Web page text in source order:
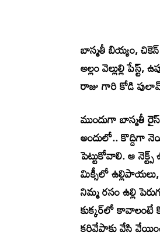
బాస్మతీ బియ్యం,
అల్లం వెల్లుల్లి
రాజు గారి కోడి
ముందుగా బాస్మతీ
అందులో.. కొద్దిగా
పెట్టుకోవాలి. ఆ
మిక్సీలో ఉల్లిపాయలు,
నిమ్మ రసం ఉల్లి
కుక్కర్‌లో కావాలంటే
కరివేపాకు వేసి